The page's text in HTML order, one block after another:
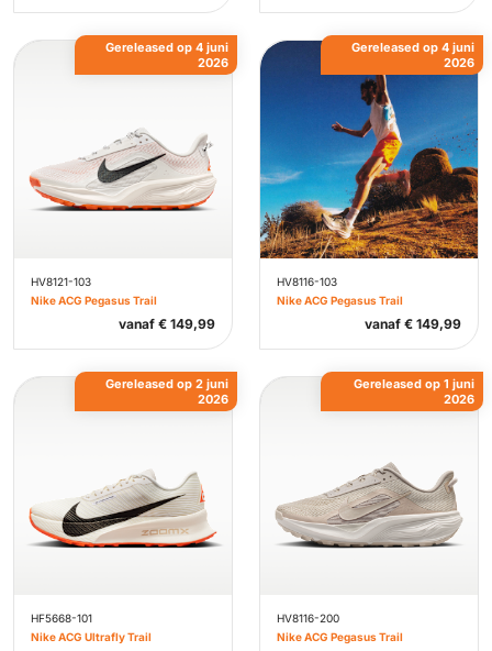
HV8121-103
Nike ACG Pegasus Trail
vanaf € 149,99
Gereleased op 4 juni
2026
HV8116-103
Nike ACG Pegasus Trail
vanaf € 149,99
Gereleased op 4 juni
2026
HF5668-101
Nike ACG Ultrafly Trail
Gereleased op 2 juni
2026
HV8116-200
Nike ACG Pegasus Trail
Gereleased op 1 juni
2026